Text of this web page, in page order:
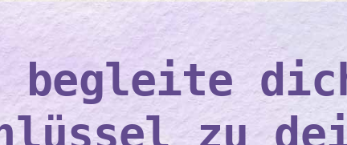
begleite
zu